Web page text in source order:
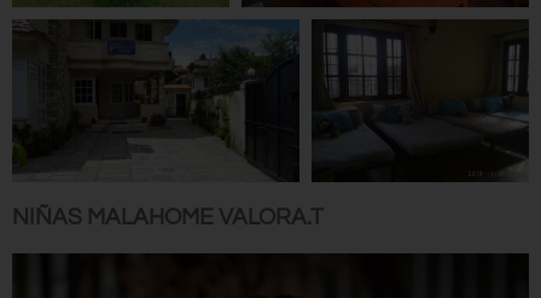
NIÑAS MALAHOME VALORA.T